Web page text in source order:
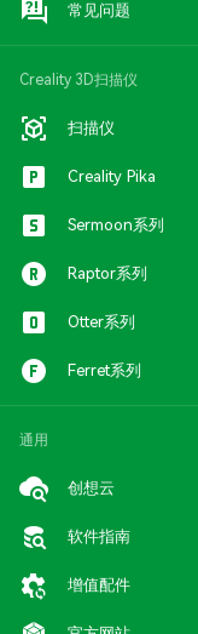
常见问题
Creality 3D扫描仪
扫描仪
Creality Pika
Sermoon系列
Raptor系列
Otter系列
Ferret系列
通用
创想云
软件指南
增值配件